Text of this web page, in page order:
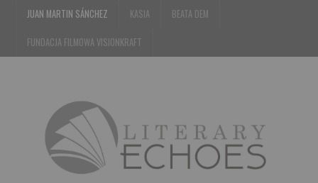
JUAN MARTIN SÁNCHEZ KASIA BEATA DEM
FUNDACJA FILMOWA VISIONKRAFT